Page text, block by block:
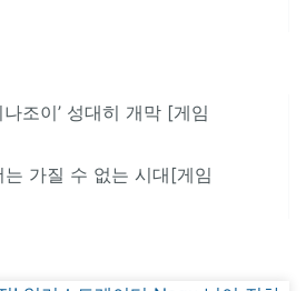
조이’ 성대히 개막 [게임
가질 수 없는 시대[게임